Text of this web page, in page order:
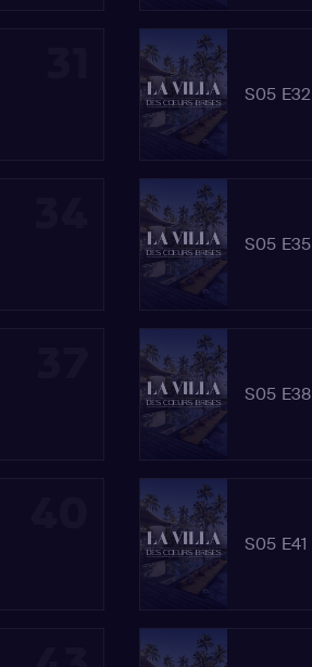
S05 E32
S05 E35
S05 E38
S05 E41